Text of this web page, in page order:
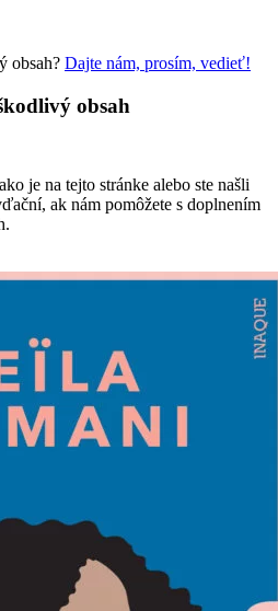
obsah? Dajte nám, prosím, vedieť!
obsah
je na tejto stránke alebo ste našli
ak nám pomôžete s doplnením